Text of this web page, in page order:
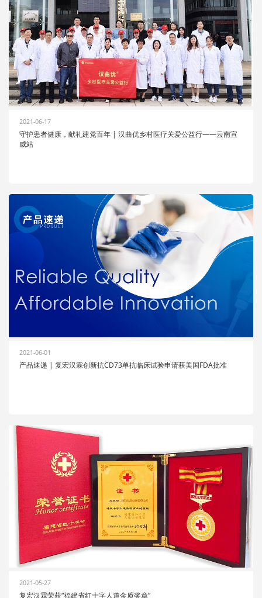
2021-06-17
守护患者健康，献礼建党百年 | 汉曲优乡村医疗关爱公益行——云南宣
威站
2021-06-01
产品速递 | 复宏汉霖创新抗CD73单抗临床试验申请获美国FDA批准
2021-05-27
复宏汉霖荣获“福建省红十字人道金质奖章”